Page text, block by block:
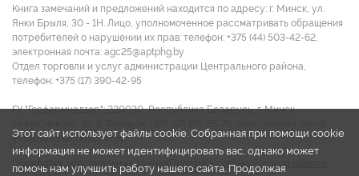
Книга замечаний и предложений находится по адресу: г. Минск, ул.
Янки Брыля, 30 - 1Н. Лицо, уполномоченное рассматривать обращения
потребителей о нарушении их прав: телефон: +375 (44) 503-42-62,
электронная почта: agc25@aptphg.by
Отдел торговли и услуг администрации Центрального района,
телефон: +375 (17) 390-42-95
ГУ "Госфармнадзор": 220030, Республика Беларусь, г. Минск,
info@gospharmnadzor.by
Обработка персональных данных Политика cookies
Этот сайт использует файлы cookie. Собранная при помощи cookie
информация не может идентифицировать вас, однако может
помочь нам улучшить работу нашего сайта. Продолжая